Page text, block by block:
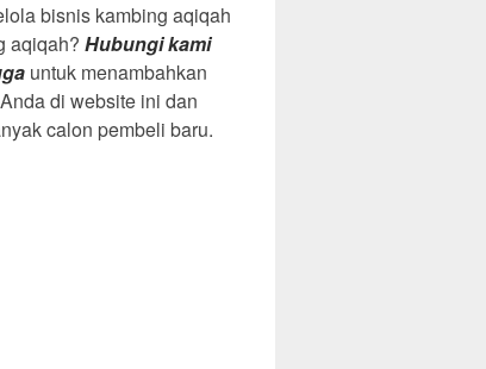
bisnis kambing aqiqah
aqiqah?Hubungi kami
untuk menambahkan
di website ini dan
calon pembeli baru.